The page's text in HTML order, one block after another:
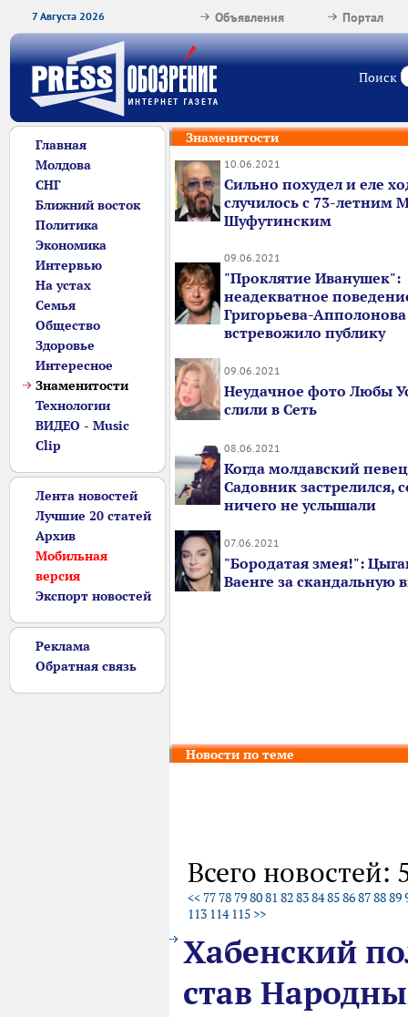
7 Августа 2026 Портал
Объявления
Поиск
Главная
Молдова
СНГ
Ближний восток
Политика
Экономика
Интервью
На устах
Семья
Общество
Здоровье
Интересное
Знаменитости
Технологии
ВИДЕО - Music
Clip
Лента новостей
Лучшие 20 статей
Архив
Мобильная
версия
Экспорт новостей
Реклама
Обратная связь
Знаменитости
10.06.2021
Сильно похудел и еле
случилось с 73-летним
Шуфутинским
09.06.2021
"Проклятие Иванушек":
неадекватное
Григорьева-Апполонова
встревожило публику
09.06.2021
Неудачное фото Любы
слили в Сеть
08.06.2021
Когда молдавский
Садовник застрелился,
ничего не услышали
07.06.2021
"Бородатая змея!":
Ваенге за скандальную
Новости по теме
Всего новостей:
<< 77 78 798081 8283848586878889
113 114 115 >>
Хабенский
став